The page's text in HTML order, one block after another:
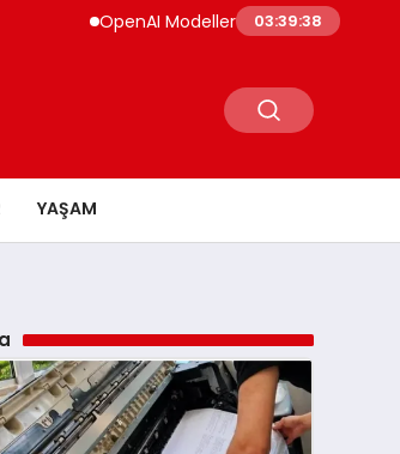
OpenAI Modelleri Siber Güvenlik
03:39:39
YAŞAM